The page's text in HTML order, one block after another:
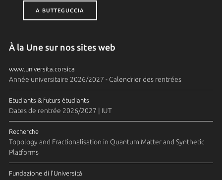
A BUTTEGUCCIA
À la Une sur nos sites web
www.universita.corsica
Année universitaire 2026/2027 - Calendrier des rentrées
Etudiants & futurs étudiants
Dates de rentrée 2026/2027 | IUT
Recherche
Topology and Fractionalisation in Quantum Matter and Synthetic
Platforms
Fundazione di l'Università